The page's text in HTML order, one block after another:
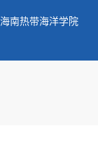
海南热带海洋学院